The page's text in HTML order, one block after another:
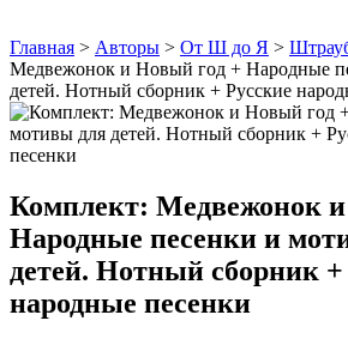
Главная > Авторы > От Ш до Я >
Медвежонок и Новый год + Народные
детей. Нотный сборник + Русские
Комплект: Медвежонок
Народные песенки и
детей. Нотный сборник +
народные песенки